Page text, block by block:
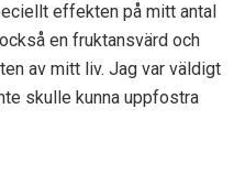
effekten på mitt antal
en fruktansvärd och
av mitt liv. Jag var väldigt
skulle kunna uppfostra